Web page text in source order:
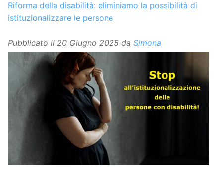
Riforma della disabilità: eliminiamo la possibilità di
istituzionalizzare le persone
Pubblicato il 20 Giugno 2025 da Simona